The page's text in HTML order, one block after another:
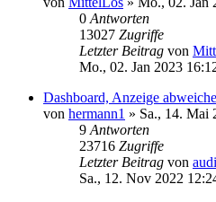
0 Antworten
13027 Zugriffe
Letzter Beitrag von
Mo., 02. Jan 2023
Dashboard, Anzeige
von hermann1 » Sa., 14. Mai
9 Antworten
23716 Zugriffe
Letzter Beitrag von
Sa., 12. Nov 2022